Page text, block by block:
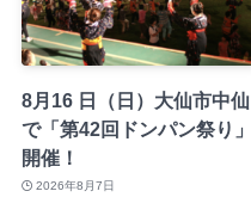
8月16 日（日）大仙市中仙
で「第42回ドンパン祭り」
開催！
2026年8月7日